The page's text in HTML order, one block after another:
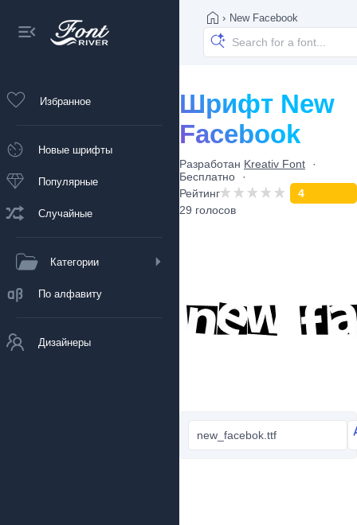
Избранное
Новые шрифты
Популярные
Случайные
Категории
По алфавиту
Дизайнеры
› New Facebook
Шрифт New
Facebook
Разработан Kreativ Font
Бесплатно
Рейтинг
4
29 голосов
new_facebok.ttf